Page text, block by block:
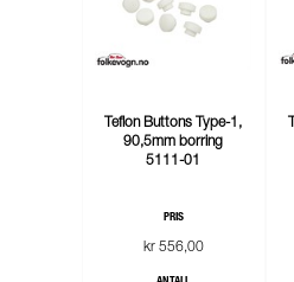
Teflon Buttons Type-1,
90,5mm borring
5111-01
PRIS
kr 556,00